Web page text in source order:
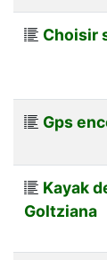
Choisir
Gps
Kayak
Goltziana